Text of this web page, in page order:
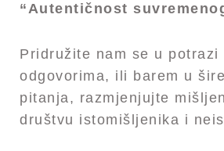
“Autentičnost
Pridružite nam se u potrazi
odgovorima, ili barem u
pitanja, razmjenjujte
društvu istomišljenika i